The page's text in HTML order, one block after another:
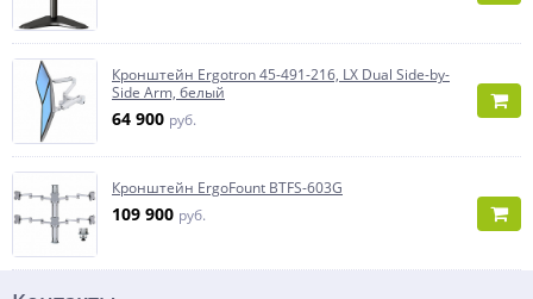
Кронштейн Ergotron 45-491-216, LX Dual Side-by-
Side Arm, белый
64 900 руб.
Кронштейн ErgoFount BTFS-603G
109 900 руб.